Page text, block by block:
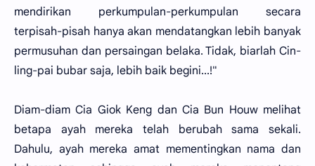
mendirikan perkumpulan-perkumpulan secara
terpisah-pisah hanya akan mendatangkan lebih banyak
permusuhan dan persaingan belaka. Tidak, biarlah Cin-
ling-pai bubar saja, lebih baik begini...!"
Diam-diam Cia Giok Keng dan Cia Bun Houw melihat
betapa ayah mereka telah berubah sama sekali.
Dahulu, ayah mereka amat mementingkan nama dan